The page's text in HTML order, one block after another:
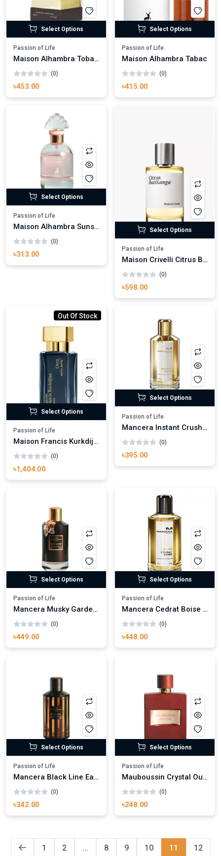
Select Options
Passion of Life
Maison Alhambra Tobacco Touch
(0)
৳453.00
Select Options
Passion of Life
Maison Alhambra Tabac
(0)
৳415.00
Select Options
Passion of Life
Maison Alhambra Sunset Rose Eau de Parfum
(0)
৳313.00
Select Options
Passion of Life
Maison Crivelli Citrus Batikanga Eau de Parfum
(0)
৳598.00
Out Of Stock
Select Options
Passion of Life
Maison Francis Kurkdijan Oud Satin Mood
(0)
৳1,404.00
Select Options
Passion of Life
Mancera Instant Crush Eau de Parfum
(0)
৳395.00
Select Options
Passion of Life
Mancera Musky Garden Eau de Parfum
(0)
৳449.00
Select Options
Passion of Life
Mancera Cedrat Boise Eau de Parfum
(0)
৳448.00
Select Options
Passion of Life
Mancera Black Line Eau de Parfum
(0)
৳342.00
Select Options
Passion of Life
Mauboussin Crystal Oud Eau de Parfum
(0)
৳248.00
1 2 ... 8 9 10 11 12